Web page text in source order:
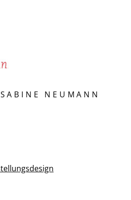
SABINE NEUMANN